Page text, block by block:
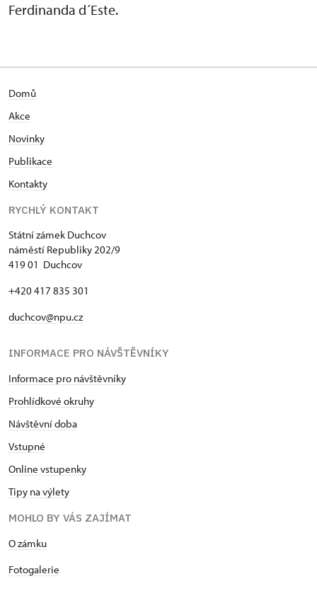
Ferdinanda d´Este.
Domů
Akce
Novinky
Publikace
Kontakty
RYCHLÝ KONTAKT
Státní zámek Duchcov
náměstí Republiky 202/9
419 01 Duchcov
+420 417 835 301
duchcov@npu.cz
INFORMACE PRO NÁVŠTĚVNÍKY
Informace pro návštěvníky
Prohlídkové okruhy
Návštěvní doba
Vstupné
Online vstupenky
Tipy na výlety
MOHLO BY VÁS ZAJÍMAT
O zámku
Fotogalerie